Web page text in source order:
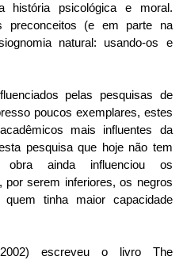
história psicológica e moral.
preconceitos (e em parte na
natural: usando-os e
pelas pesquisas de
poucos exemplares, estes
mais influentes da
pesquisa que hoje não tem
obra ainda influenciou os
por serem inferiores, os negros
tinha maior capacidade
escreveu o livro The